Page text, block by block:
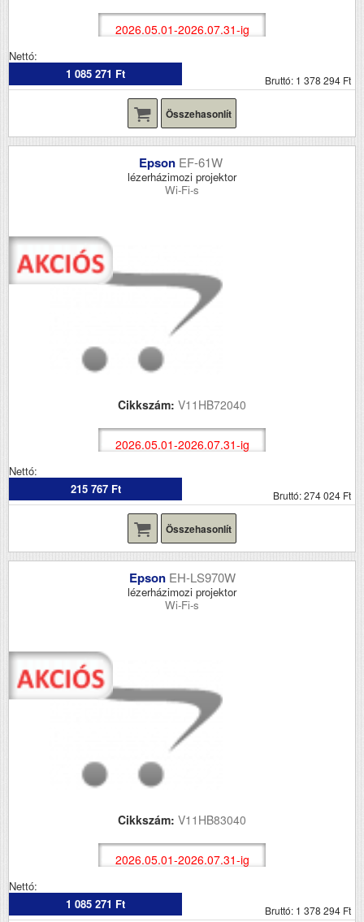
2026.05.01-2026.07.31-ig
Nettó:
1 085 271 Ft
Bruttó: 1 378 294 Ft
Összehasonlít
Epson EF-61W
lézerházimozi projektor
Wi-Fi-s
Cikkszám: V11HB72040
2026.05.01-2026.07.31-ig
Nettó:
215 767 Ft
Bruttó: 274 024 Ft
Összehasonlít
Epson EH-LS970W
lézerházimozi projektor
Wi-Fi-s
Cikkszám: V11HB83040
2026.05.01-2026.07.31-ig
Nettó:
1 085 271 Ft
Bruttó: 1 378 294 Ft